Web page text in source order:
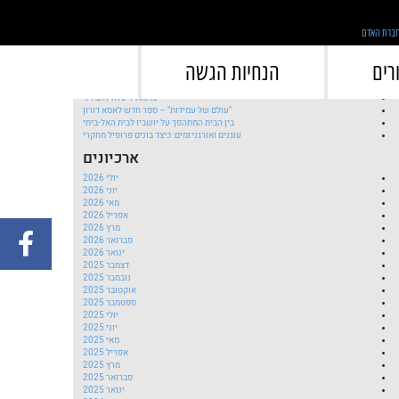
הנחיות הגשהפוסטים אחרונים
ברכות ליעלה להב רז!
"עולם של עמידות" – ספר חדש לאסא דורון
בין הבית המתהפך על יושביו לבית האל-ביתי
עוגנים ואורגניזמים: כיצד בונים פרופיל מחקרי
ארכיונים
יולי 2026
יוני 2026
מאי 2026
אפריל 2026
מרץ 2026
פברואר 2026
ינואר 2026
דצמבר 2025
נובמבר 2025
אוקטובר 2025
ספטמבר 2025
יולי 2025
יוני 2025
מאי 2025
אפריל 2025
מרץ 2025
פברואר 2025
ינואר 2025